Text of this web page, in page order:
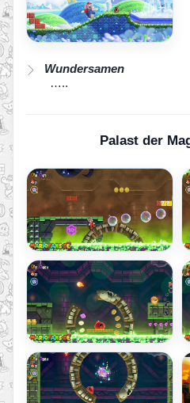
Wundersamen
…..
Palast der